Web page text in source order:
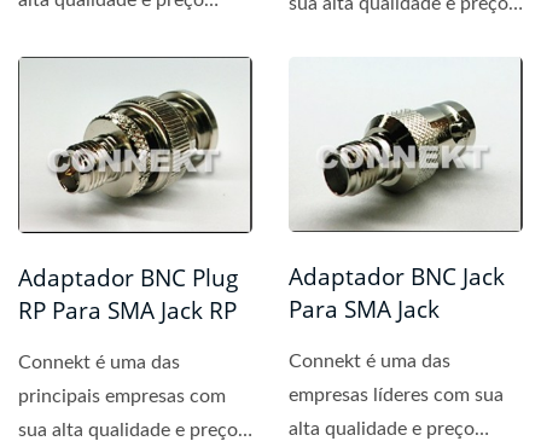
Adaptador BNC Plug
RP Para SMA Jack RP
Connekt é uma das
principais empresas com
sua alta qualidade e preço
Adaptador BNC Jack
Para SMA Jack
Connekt é uma das
empresas líderes com sua
alta qualidade e preço